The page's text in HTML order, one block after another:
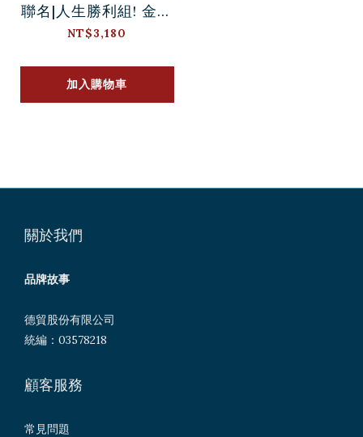
聯名|人生勝利組! 金湯
匙典藏2入套組
NT$3,180
加入購物車
關於我們
品牌故事
德貿股份有限公司
統編：03578218
顧客服務
常見問題